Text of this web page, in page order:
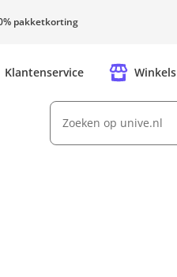
pakketkorting
Klantenservice Winkels
Zoeken op unive.nl